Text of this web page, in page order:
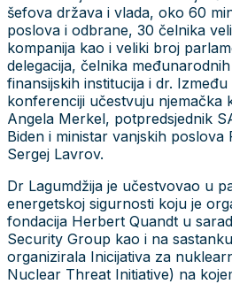
šefova država i vlada, oko 60
poslova i odbrane, 30 čelnika
kompanija kao i veliki broj
delegacija, čelnika
finansijskih institucija i dr.
konferenciji učestvuju njemačka
Angela Merkel, potpredsjednik
Biden i ministar vanjskih poslova
Sergej Lavrov.
Dr Lagumdžija je učestvovao u
energetskoj sigurnosti koju je
fondacija Herbert Quandt u
Security Group kao i na
organizirala Inicijativa za
Nuclear Threat Initiative) na